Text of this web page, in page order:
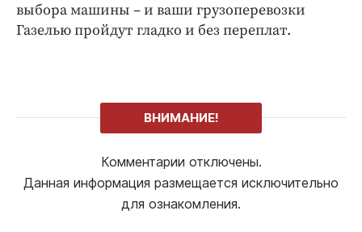
выбора машины – и ваши грузоперевозки
Газелью пройдут гладко и без переплат.
ВНИМАНИЕ!
Комментарии отключены.
Данная информация размещается исключительно
для ознакомления.